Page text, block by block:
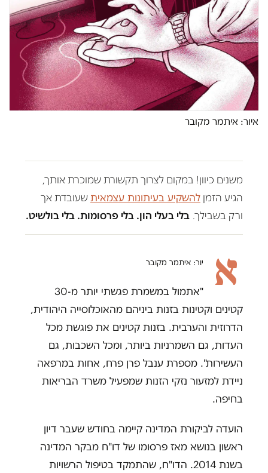
איור: איתמר מקובר
משנים כיוון! במקום לצרוך תקשורת שמוכרת אותך,
הגיע הזמן להשקיע בעיתונות עצמאיתשעובדת אך
ורק בשבילך. בלי בעלי הון. בלי פרסומות. בלי בולשיט.
א יור: איתמר מקובר
"אתמול במשמרת פגשתי יותר מ-30
קטינים וקטינות בזנות ביניהם מהאוכלוסייה היהודית,
הדרוזית והערבית. בזנות קטינים את פוגשת מכל
העדות, גם השמרניות ביותר, ומכל השכבות, גם
העשירות". מספרת ענבל פרן פרח, אחות במרפאה
ניידת למזעור נזקי הזנות שמפעיל משרד הבריאות
בחיפה.
הועדה לביקורת המדינה קיימה בחודש שעבר דיון
ראשון בנושא מאז פרסומו של דו"ח מבקר המדינה
בשנת 2014. הדו"ח, שהתמקד בטיפול הרשויות